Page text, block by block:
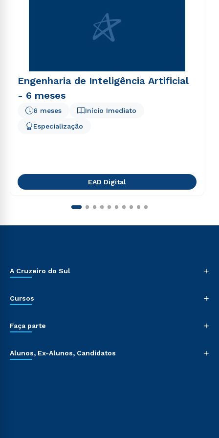
Engenharia de Inteligência Artificial
- 6 meses
Início Imediato
6 meses
Especialização
EAD Digital
A Cruzeiro do Sul +
Cursos +
Faça parte +
Alunos, Ex-Alunos, Candidatos +